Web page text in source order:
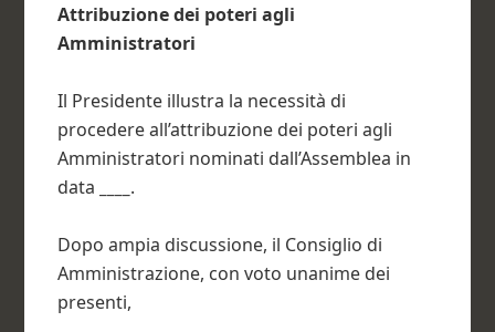
Attribuzione dei poteri agli
Amministratori
Il Presidente illustra la necessità di
procedere all’attribuzione dei poteri agli
Amministratori nominati dall’Assemblea in
data
.
Dopo ampia discussione, il Consiglio di
Amministrazione, con voto unanime dei
presenti,